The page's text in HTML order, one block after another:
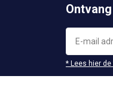
* Lees hier